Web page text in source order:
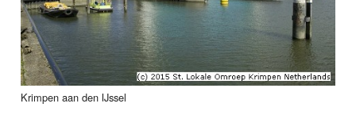
Krimpen aan den IJssel